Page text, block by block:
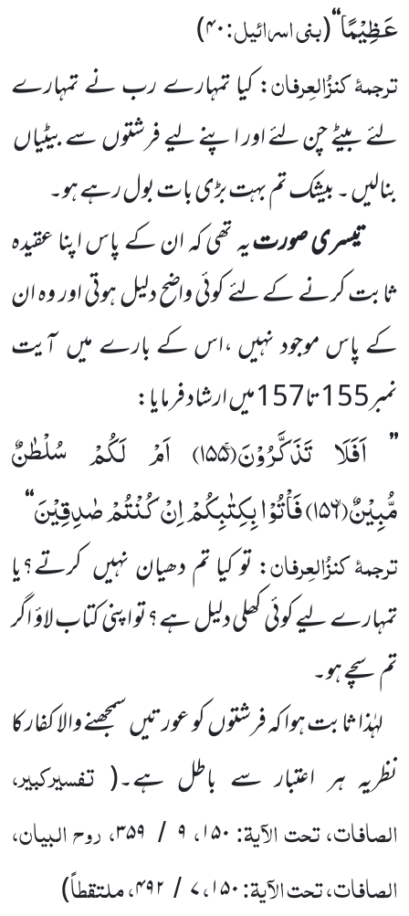
عَظِیْمًا‘‘
(بنی اسرائیل:۴۰)
ترجمۂکنزُالعِرفان: کیا تمہارے رب نے تمہارے
لئےبیٹے چن لئے اور اپنے لیے فرشتوںسے بیٹیاں
بنالیں ۔ بیشکتم بہت بڑی بات بول رہے ہو۔
تیسری صورتیہ تھی کہ ان کے پاس اپنا عقیدہ
ثابت کرنے کے لئے کوئی واضح دلیل ہوتی اور وہ ان
کے پاس موجود نہیں ،اس کے بارے میں آیت
نمبر155تا157میں ارشاد فرمایا:
’’ اَفَلَا تَذَكَّرُوْنَۚ(۱۵۵) اَمْ لَكُمْ سُلْطٰنٌ
مُّبِیْنٌۙ(۱۵۶) فَاْتُوْا بِكِتٰبِكُمْ اِنْ كُنْتُمْ صٰدِقِیْنَ‘‘
ترجمۂکنزُالعِرفان: تو کیا تم دھیان نہیں کرتے؟یا
تمہارے لیے کوئی کھلی دلیل ہے؟تو اپنی کتاب لاؤ اگر
تم سچے ہو۔
لہٰذا ثابت ہوا کہ فرشتوںکو عورتیں سمجھنے والا کفار کا
نظریہ ہر اعتبار سے باطل ہے۔( تفسیرکبیر،
الصافات، تحت الآیۃ:۱۵۰،۹ / ۳۵۹، روح البیان،
الصافات، تحت الآیۃ:۱۵۰،۷ / ۴۹۲، ملتقطاً)